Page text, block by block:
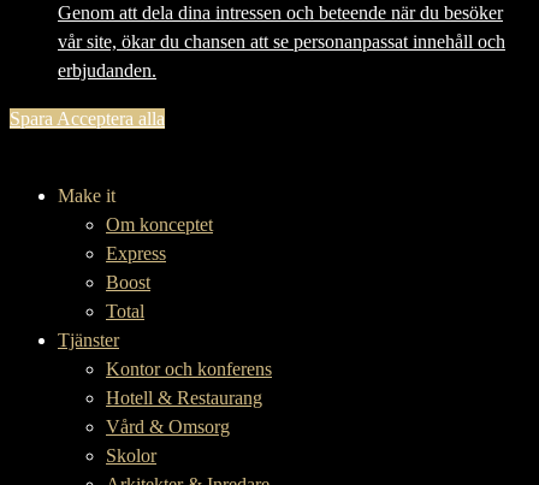
Genom att dela dina intressen och beteende när du besöker
vår site, ökar du chansen att se personanpassat innehåll och
erbjudanden.
Spara Acceptera alla
Make it
Om konceptet
Express
Boost
Total
Tjänster
Kontor och konferens
Hotell & Restaurang
Vård & Omsorg
Skolor